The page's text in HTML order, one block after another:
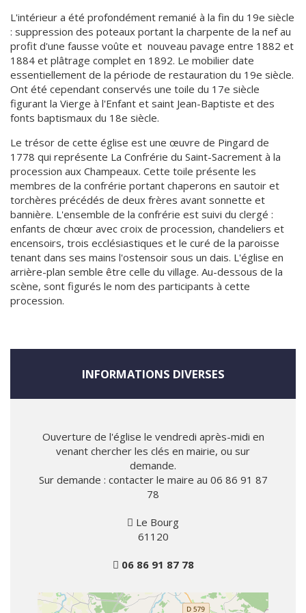
L'intérieur a été profondément remanié à la fin du 19e siècle
: suppression des poteaux portant la charpente de la nef au
profit d'une fausse voûte et nouveau pavage entre 1882 et
1884 et plâtrage complet en 1892. Le mobilier date
essentiellement de la période de restauration du 19e siècle.
Ont été cependant conservés une toile du 17e siècle
figurant la Vierge à l'Enfant et saint Jean-Baptiste et des
fonts baptismaux du 18e siècle.
Le trésor de cette église est une œuvre de Pingard de
1778 qui représente La Confrérie du Saint-Sacrement à la
procession aux Champeaux. Cette toile présente les
membres de la confrérie portant chaperons en sautoir et
torchères précédés de deux frères avant sonnette et
bannière. L'ensemble de la confrérie est suivi du clergé :
enfants de chœur avec croix de procession, chandeliers et
encensoirs, trois ecclésiastiques et le curé de la paroisse
tenant dans ses mains l'ostensoir sous un dais. L'église en
arrière-plan semble être celle du village. Au-dessous de la
scène, sont figurés le nom des participants à cette
procession.
INFORMATIONS DIVERSES
Ouverture de l'église le vendredi après-midi en
venant chercher les clés en mairie, ou sur
demande.
Sur demande : contacter le maire au 06 86 91 87
78
Le Bourg
61120
06 86 91 87 78